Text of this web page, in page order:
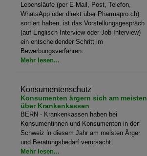
Lebensläufe (per E-Mail, Post, Telefon,
WhatsApp oder direkt über Pharmapro.ch)
sortiert haben, ist das Vorstellungsgespräch
(auf Englisch Interview oder Job Interview)
ein entscheidender Schritt im
Bewerbungsverfahren.
Mehr lesen...
Konsumentenschutz
Konsumenten ärgern sich am meisten
über Krankenkassen
BERN - Krankenkassen haben bei
Konsumentinnen und Konsumenten in der
Schweiz in diesem Jahr am meisten Ärger
und Beratungsbedarf verursacht.
Mehr lesen...